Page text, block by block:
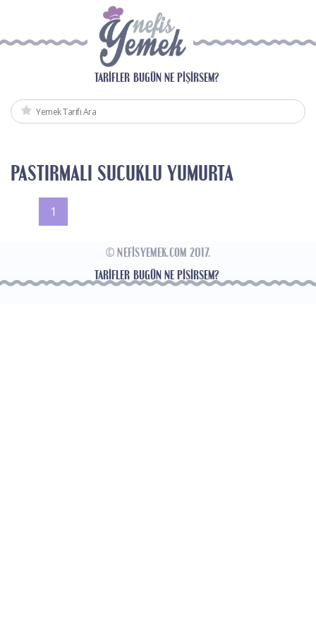
TARIFLER BUGÜN NE PIŞIRSEM?
PASTIRMALI SUCUKLU YUMURTA
1
© NEFISYEMEK.COM 2017.
TARIFLER BUGÜN NE PIŞIRSEM?